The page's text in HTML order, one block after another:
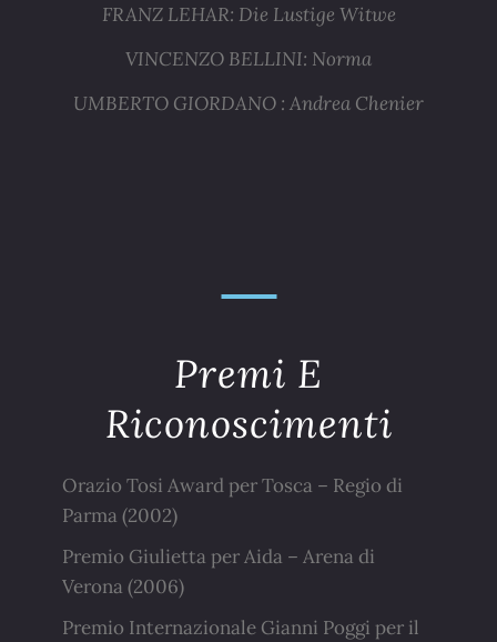
FRANZ LEHAR: Die Lustige Witwe
VINCENZO BELLINI: Norma
UMBERTO GIORDANO : Andrea Chenier
Premi E
Riconoscimenti
Orazio Tosi Award per Tosca – Regio di
Parma (2002)
Premio Giulietta per Aida – Arena di
Verona (2006)
Premio Internazionale Gianni Poggi per il